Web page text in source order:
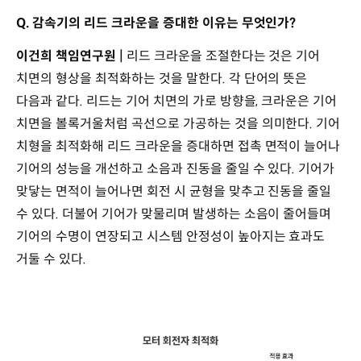
Q. 감속기의 리드 크라운을 증대한 이유는 무엇인가?
이건희 책임연구원 | 리드 크라운을 조절한다는 것은 기어
치면의 형상을 최적화하는 것을 말한다. 각 단어의 뜻은
다음과 같다. 리드는 기어 치면의 가로 방향을, 크라운은 기어
치면을 볼록거울처럼 곡선으로 가공하는 것을 의미한다. 기어
치형을 최적화해 리드 크라운을 증대하면 접촉 면적이 늘어나
기어의 성능을 개선하고 소음과 진동을 줄일 수 있다. 기어가
맞닿는 면적이 늘어나면 회전 시 균형을 맞추고 진동을 줄일
수 있다. 더불어 기어가 맞물리며 발생하는 소음이 줄어들며
기어의 수명이 연장되고 시스템 안정성이 높아지는 효과도
거둘 수 있다.